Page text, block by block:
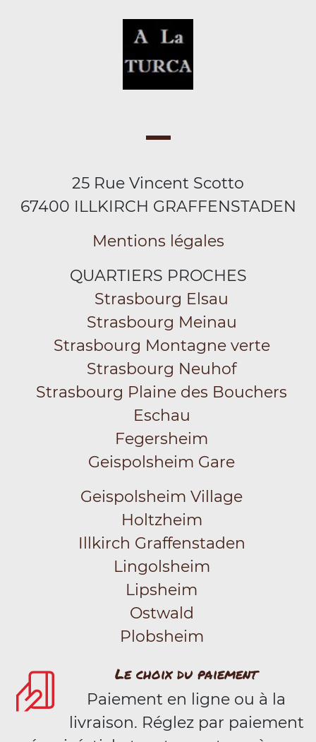
25 Rue Vincent Scotto
67400 ILLKIRCH GRAFFENSTADEN
Mentions légales
QUARTIERS PROCHES
Strasbourg Elsau
Strasbourg Meinau
Strasbourg Montagne verte
Strasbourg Neuhof
Strasbourg Plaine des Bouchers
Eschau
Fegersheim
Geispolsheim Gare
Geispolsheim Village
Holtzheim
Illkirch Graffenstaden
Lingolsheim
Lipsheim
Ostwald
Plobsheim
Le choix du paiement
Paiement en ligne ou à la
livraison. Réglez par paiement